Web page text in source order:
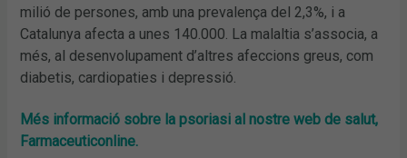
milió de persones, amb una prevalença del 2,3%, i a
Catalunya afecta a unes 140.000. La malaltia s’associa, a
més, al desenvolupament d’altres afeccions greus, com
diabetis, cardiopaties i depressió.
Més informació sobre la psoriasi al nostre web de salut,
Farmaceuticonline.